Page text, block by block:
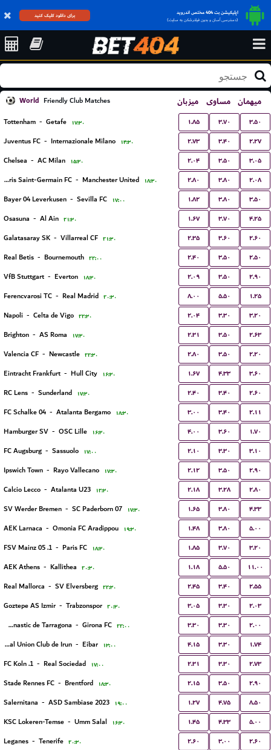
اپلیکیشن بت 404 مختص اندروید
(دسترسی آسان و بدون فیلترشکن به سایت)
برای دانلود کلیک کنید
World Friendly Club Matches میزبان مساوی میهمان
Tottenham - Getafe ۱۷:۳۰ ۱.۸۵ ۳.۷۰ ۳.۵۰
Juventus FC - Internazionale Milano ۱۴:۳۰ ۲.۷۳ ۳.۴۰ ۲.۲۷
Chelsea - AC Milan ۱۵:۳۰ ۲.۰۴ ۳.۵۰ ۳.۰۵
Paris Saint-Germain FC - Manchester United ۱۸:۳۰ ۲.۸۰ ۳.۸۰ ۲.۰۸
Bayer 04 Leverkusen - Sevilla FC ۱۷:۰۰ ۱.۸۲ ۳.۸۰ ۳.۵۰
Osasuna - Al Ain ۲۱:۳۰ ۱.۶۷ ۳.۷۰ ۴.۲۵
Galatasaray SK - Villarreal CF ۲۱:۳۰ ۲.۳۵ ۳.۶۰ ۲.۶۰
Real Betis - Bournemouth ۲۲:۰۰ ۲.۴۰ ۳.۵۰ ۲.۵۰
VfB Stuttgart - Everton ۱۸:۳۰ ۲.۰۹ ۳.۵۰ ۲.۹۰
Ferencvarosi TC - Real Madrid ۲۰:۳۰ ۸.۰۰ ۵.۵۰ ۱.۲۵
Napoli - Celta de Vigo ۲۲:۳۰ ۲.۰۴ ۳.۳۰ ۳.۲۰
Brighton - AS Roma ۱۷:۳۰ ۲.۳۱ ۳.۵۰ ۲.۶۳
Valencia CF - Newcastle ۲۲:۳۰ ۲.۸۰ ۳.۵۰ ۲.۲۰
Eintracht Frankfurt - Hull City ۱۶:۳۰ ۱.۶۷ ۴.۳۳ ۳.۶۰
RC Lens - Sunderland ۱۷:۳۰ ۲.۴۰ ۳.۴۰ ۲.۶۰
FC Schalke 04 - Atalanta Bergamo ۱۸:۳۰ ۳.۰۰ ۳.۴۰ ۲.۱۱
Hamburger SV - OSC Lille ۱۶:۳۰ ۴.۰۰ ۳.۶۰ ۱.۷۰
FC Augsburg - Sassuolo ۱۷:۰۰ ۲.۱۰ ۳.۳۰ ۳.۱۰
Ipswich Town - Rayo Vallecano ۱۷:۳۰ ۲.۱۲ ۳.۵۰ ۲.۹۰
Calcio Lecco - Atalanta U23 ۱۲:۳۰ ۲.۱۸ ۳.۲۸ ۲.۸۰
SV Werder Bremen - SC Paderborn 07 ۱۷:۳۰ ۱.۶۵ ۳.۸۰ ۴.۳۳
AEK Larnaca - Omonia FC Aradippou ۱۹:۳۰ ۱.۴۸ ۳.۸۰ ۵.۰۰
1. FSV Mainz 05 - Paris FC ۱۸:۳۰ ۱.۸۵ ۳.۷۰ ۳.۲۰
AEK Athens - Kallithea ۲۰:۳۰ ۱.۱۸ ۵.۵۰ ۱۱.۰۰
Real Mallorca - SV Elversberg ۲۲:۳۰ ۲.۴۵ ۳.۴۰ ۲.۵۵
Goztepe AS Izmir - Trabzonspor ۲۰:۳۰ ۳.۰۵ ۳.۳۰ ۲.۰۳
Gimnastic de Tarragona - Girona FC ۲۲:۰۰ ۳.۳۰ ۳.۳۰ ۲.۰۰
Real Union Club de Irun - Eibar ۱۳:۰۰ ۴.۱۵ ۳.۳۰ ۱.۷۴
1. FC Koln - Real Sociedad ۱۷:۰۰ ۲.۳۱ ۳.۳۰ ۲.۷۳
Stade Rennes FC - Brentford ۱۸:۳۰ ۲.۱۵ ۳.۵۰ ۲.۹۰
Salernitana - ASD Sambiase 2023 ۱۹:۰۰ ۱.۲۷ ۴.۷۵ ۸.۵۰
KSC Lokeren-Temse - Umm Salal ۱۶:۳۰ ۱.۴۵ ۴.۳۳ ۵.۰۰
Leganes - Tenerife ۲۰:۳۰ ۲.۶۰ ۳.۰۰ ۲.۶۰